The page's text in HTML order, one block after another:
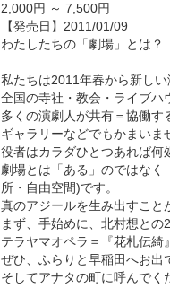
2,000円 ～ 7,500円
【発売日】2011/01/09
わたしたちの「劇場」と
私たちは2011年春から新しい
全国の寺社・教会・ライブハ
多くの演劇人が共有＝協働す
ギャラリーなどでもかまいま
役者はカラダひとつあれば何
劇場とは「ある」のではな
所・自由空間)です。
真のアジールを生み出すこと
まず、手始めに、北村想との
テラヤマオペラ＝『花札伝綺
ぜひ、ふらりと早稲田へお出
そしてアナタの町に呼んでく